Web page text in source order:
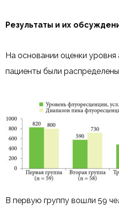
Результаты и их
На основании оценки
пациенты были
В первую группу вошли 59